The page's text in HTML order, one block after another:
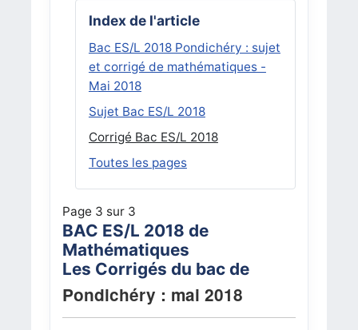
Index de l'article
Bac ES/L 2018 Pondichéry : sujet
et corrigé de mathématiques -
Mai 2018
Sujet Bac ES/L 2018
Corrigé Bac ES/L 2018
Toutes les pages
Page 3 sur 3
BAC ES/L 2018 de
Mathématiques
Les Corrigés du bac de
Pondichéry : mai 2018